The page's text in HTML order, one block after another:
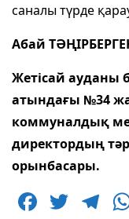
саналы түрде
Абай
Жетісай ауданы
атындағы №34
коммуналдық
директордың
орынбасары.
F T T